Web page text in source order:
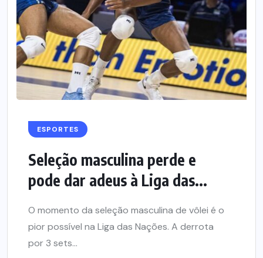
ESPORTES
Seleção masculina perde e
pode dar adeus à Liga das...
O momento da seleção masculina de vôlei é o
pior possível na Liga das Nações. A derrota
por 3 sets...